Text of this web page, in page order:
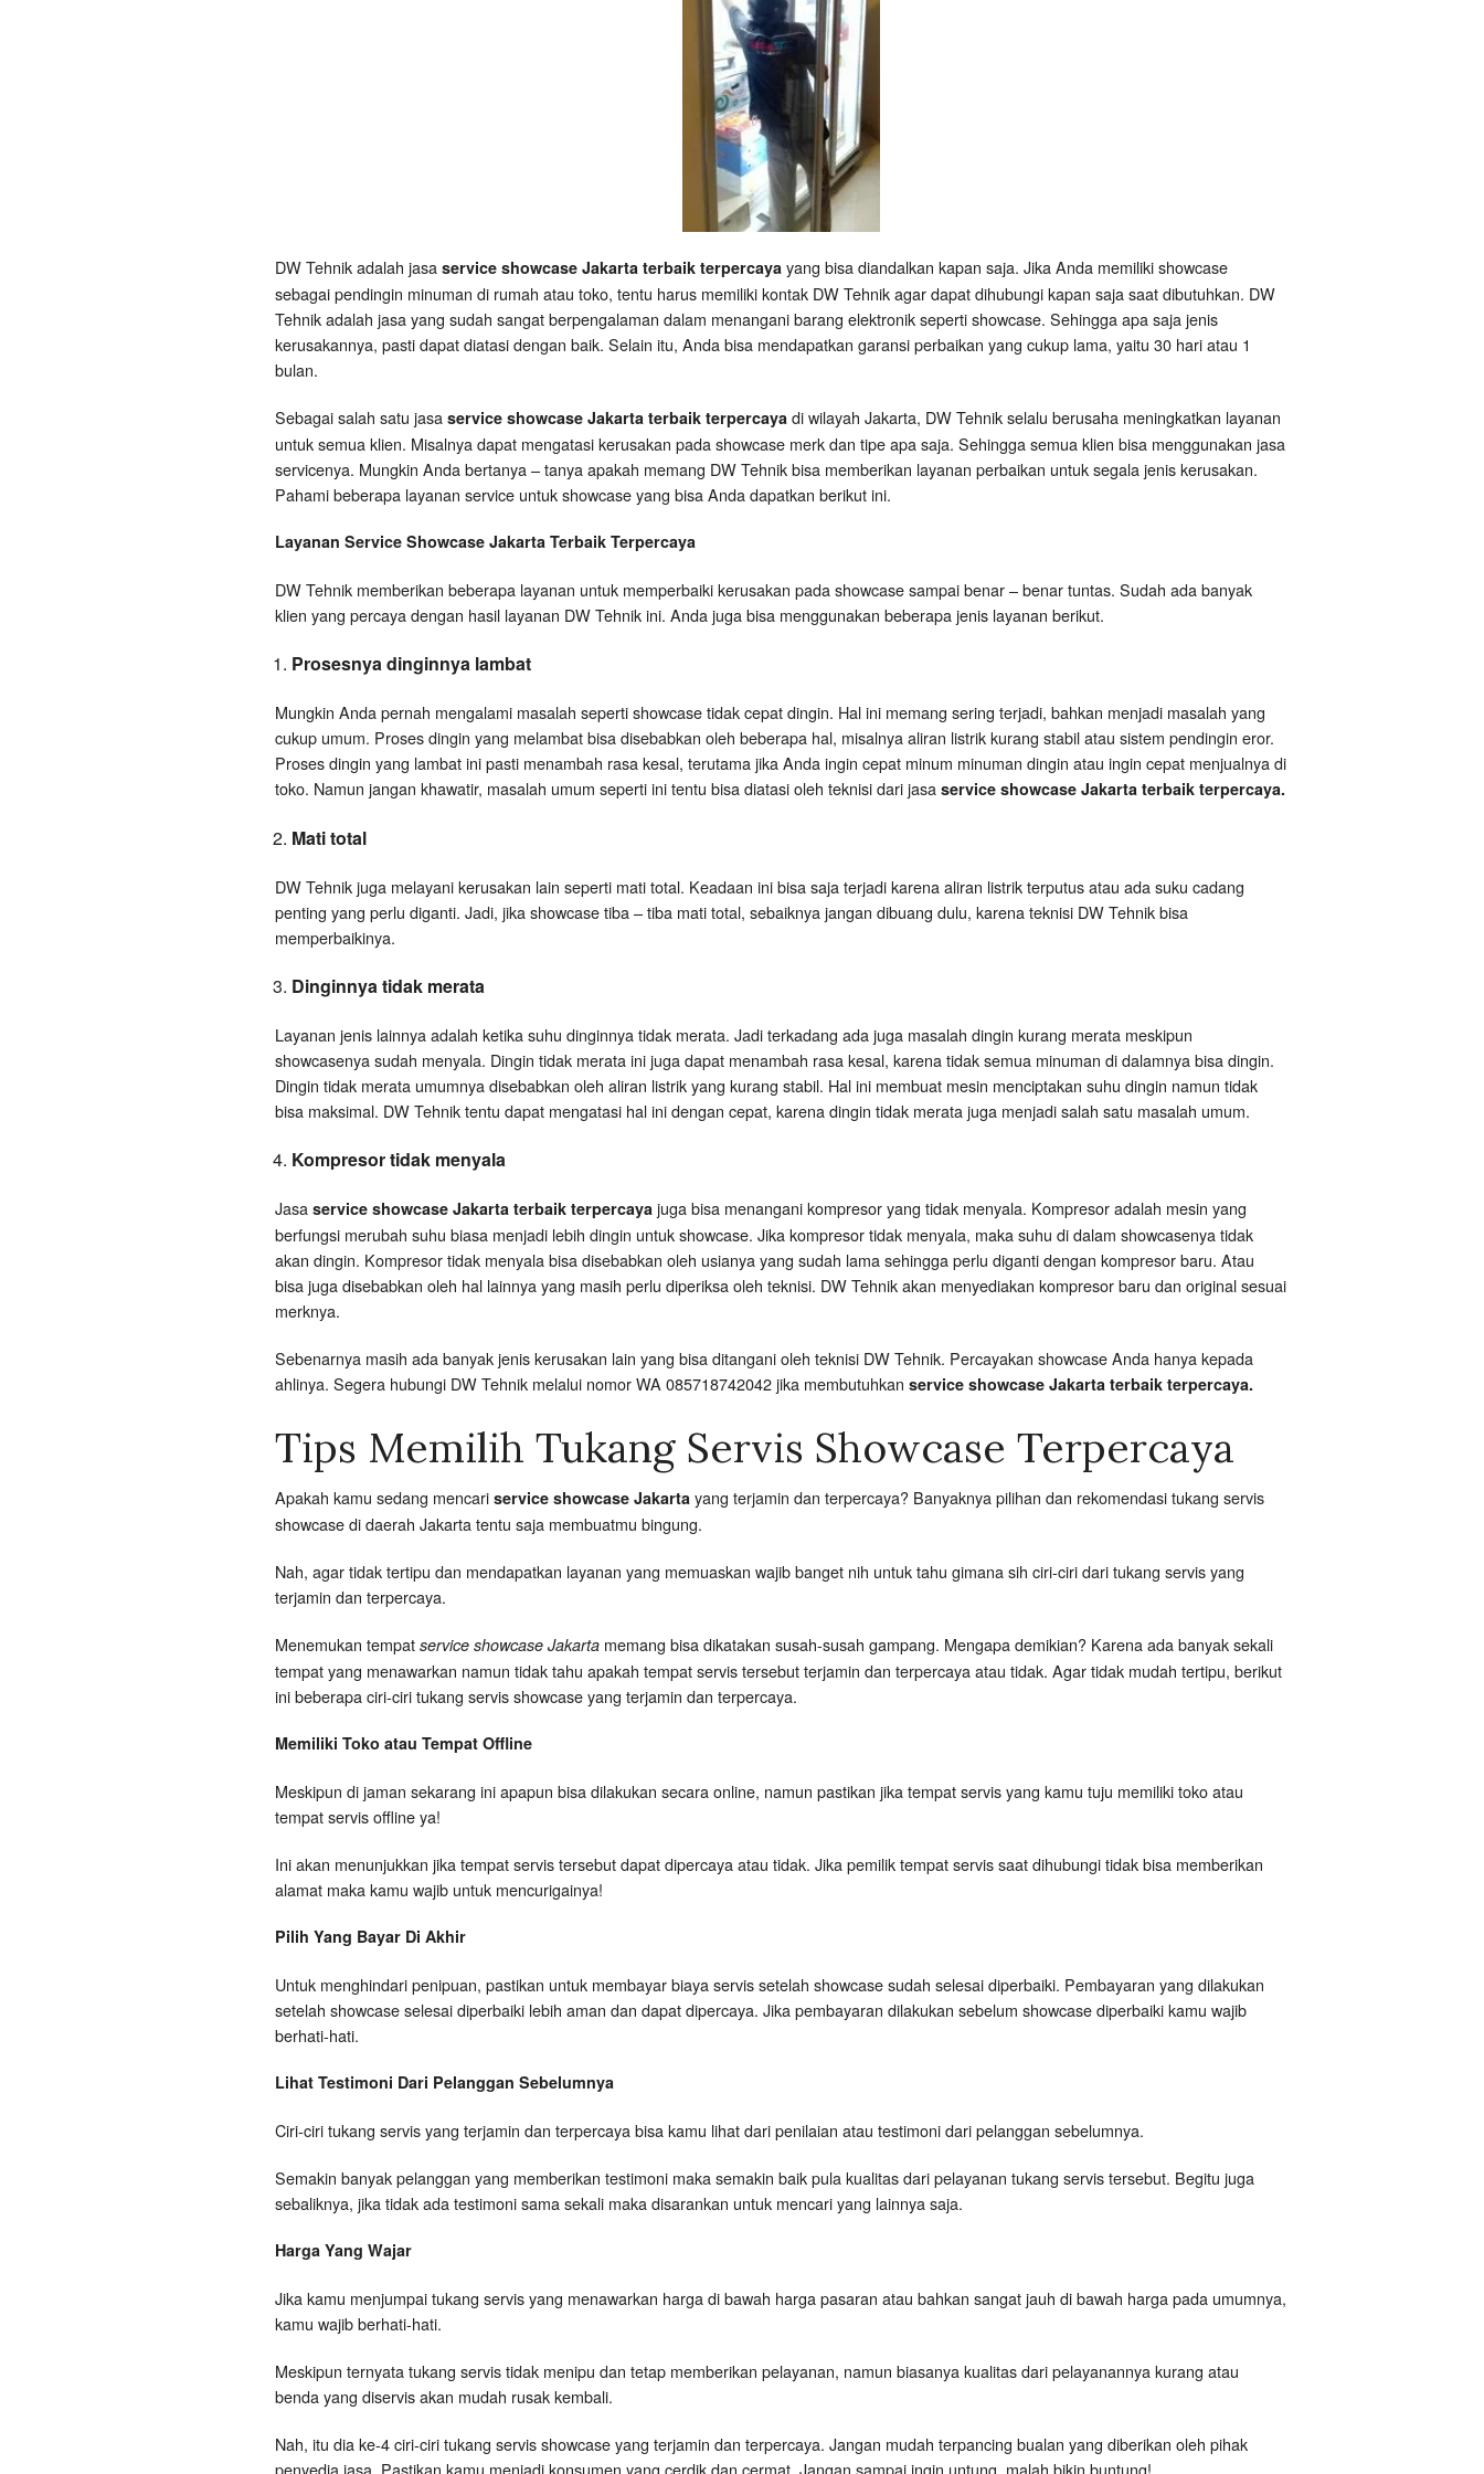
DW Tehnik adalah jasa service showcase Jakarta terbaik terpercaya yang bisa diandalkan kapan saja. Jika Anda memiliki showcase
sebagai pendingin minuman di rumah atau toko, tentu harus memiliki kontak DW Tehnik agar dapat dihubungi kapan saja saat dibutuhkan. DW
Tehnik adalah jasa yang sudah sangat berpengalaman dalam menangani barang elektronik seperti showcase. Sehingga apa saja jenis
kerusakannya, pasti dapat diatasi dengan baik. Selain itu, Anda bisa mendapatkan garansi perbaikan yang cukup lama, yaitu 30 hari atau 1
bulan.
Sebagai salah satu jasa service showcase Jakarta terbaik terpercaya di wilayah Jakarta, DW Tehnik selalu berusaha meningkatkan layanan
untuk semua klien. Misalnya dapat mengatasi kerusakan pada showcase merk dan tipe apa saja. Sehingga semua klien bisa menggunakan jasa
servicenya. Mungkin Anda bertanya – tanya apakah memang DW Tehnik bisa memberikan layanan perbaikan untuk segala jenis kerusakan.
Pahami beberapa layanan service untuk showcase yang bisa Anda dapatkan berikut ini.
Layanan Service Showcase Jakarta Terbaik Terpercaya
DW Tehnik memberikan beberapa layanan untuk memperbaiki kerusakan pada showcase sampai benar – benar tuntas. Sudah ada banyak
klien yang percaya dengan hasil layanan DW Tehnik ini. Anda juga bisa menggunakan beberapa jenis layanan berikut.
Prosesnya dinginnya lambat
Mungkin Anda pernah mengalami masalah seperti showcase tidak cepat dingin. Hal ini memang sering terjadi, bahkan menjadi masalah yang
cukup umum. Proses dingin yang melambat bisa disebabkan oleh beberapa hal, misalnya aliran listrik kurang stabil atau sistem pendingin eror.
Proses dingin yang lambat ini pasti menambah rasa kesal, terutama jika Anda ingin cepat minum minuman dingin atau ingin cepat menjualnya di
toko. Namun jangan khawatir, masalah umum seperti ini tentu bisa diatasi oleh teknisi dari jasa service showcase Jakarta terbaik terpercaya.
Mati total
DW Tehnik juga melayani kerusakan lain seperti mati total. Keadaan ini bisa saja terjadi karena aliran listrik terputus atau ada suku cadang
penting yang perlu diganti. Jadi, jika showcase tiba – tiba mati total, sebaiknya jangan dibuang dulu, karena teknisi DW Tehnik bisa
memperbaikinya.
Dinginnya tidak merata
Layanan jenis lainnya adalah ketika suhu dinginnya tidak merata. Jadi terkadang ada juga masalah dingin kurang merata meskipun
showcasenya sudah menyala. Dingin tidak merata ini juga dapat menambah rasa kesal, karena tidak semua minuman di dalamnya bisa dingin.
Dingin tidak merata umumnya disebabkan oleh aliran listrik yang kurang stabil. Hal ini membuat mesin menciptakan suhu dingin namun tidak
bisa maksimal. DW Tehnik tentu dapat mengatasi hal ini dengan cepat, karena dingin tidak merata juga menjadi salah satu masalah umum.
Kompresor tidak menyala
Jasa service showcase Jakarta terbaik terpercaya juga bisa menangani kompresor yang tidak menyala. Kompresor adalah mesin yang
berfungsi merubah suhu biasa menjadi lebih dingin untuk showcase. Jika kompresor tidak menyala, maka suhu di dalam showcasenya tidak
akan dingin. Kompresor tidak menyala bisa disebabkan oleh usianya yang sudah lama sehingga perlu diganti dengan kompresor baru. Atau
bisa juga disebabkan oleh hal lainnya yang masih perlu diperiksa oleh teknisi. DW Tehnik akan menyediakan kompresor baru dan original sesuai
merknya.
Sebenarnya masih ada banyak jenis kerusakan lain yang bisa ditangani oleh teknisi DW Tehnik. Percayakan showcase Anda hanya kepada
ahlinya. Segera hubungi DW Tehnik melalui nomor WA 085718742042 jika membutuhkan service showcase Jakarta terbaik terpercaya.
Tips Memilih Tukang Servis Showcase Terpercaya
Apakah kamu sedang mencari service showcase Jakarta yang terjamin dan terpercaya? Banyaknya pilihan dan rekomendasi tukang servis
showcase di daerah Jakarta tentu saja membuatmu bingung.
Nah, agar tidak tertipu dan mendapatkan layanan yang memuaskan wajib banget nih untuk tahu gimana sih ciri-ciri dari tukang servis yang
terjamin dan terpercaya.
Menemukan tempat service showcase Jakarta memang bisa dikatakan susah-susah gampang. Mengapa demikian? Karena ada banyak sekali
tempat yang menawarkan namun tidak tahu apakah tempat servis tersebut terjamin dan terpercaya atau tidak. Agar tidak mudah tertipu, berikut
ini beberapa ciri-ciri tukang servis showcase yang terjamin dan terpercaya.
Memiliki Toko atau Tempat Offline
Meskipun di jaman sekarang ini apapun bisa dilakukan secara online, namun pastikan jika tempat servis yang kamu tuju memiliki toko atau
tempat servis offline ya!
Ini akan menunjukkan jika tempat servis tersebut dapat dipercaya atau tidak. Jika pemilik tempat servis saat dihubungi tidak bisa memberikan
alamat maka kamu wajib untuk mencurigainya!
Pilih Yang Bayar Di Akhir
Untuk menghindari penipuan, pastikan untuk membayar biaya servis setelah showcase sudah selesai diperbaiki. Pembayaran yang dilakukan
setelah showcase selesai diperbaiki lebih aman dan dapat dipercaya. Jika pembayaran dilakukan sebelum showcase diperbaiki kamu wajib
berhati-hati.
Lihat Testimoni Dari Pelanggan Sebelumnya
Ciri-ciri tukang servis yang terjamin dan terpercaya bisa kamu lihat dari penilaian atau testimoni dari pelanggan sebelumnya.
Semakin banyak pelanggan yang memberikan testimoni maka semakin baik pula kualitas dari pelayanan tukang servis tersebut. Begitu juga
sebaliknya, jika tidak ada testimoni sama sekali maka disarankan untuk mencari yang lainnya saja.
Harga Yang Wajar
Jika kamu menjumpai tukang servis yang menawarkan harga di bawah harga pasaran atau bahkan sangat jauh di bawah harga pada umumnya,
kamu wajib berhati-hati.
Meskipun ternyata tukang servis tidak menipu dan tetap memberikan pelayanan, namun biasanya kualitas dari pelayanannya kurang atau
benda yang diservis akan mudah rusak kembali.
Nah, itu dia ke-4 ciri-ciri tukang servis showcase yang terjamin dan terpercaya. Jangan mudah terpancing bualan yang diberikan oleh pihak
penyedia jasa. Pastikan kamu menjadi konsumen yang cerdik dan cermat. Jangan sampai ingin untung, malah bikin buntung!